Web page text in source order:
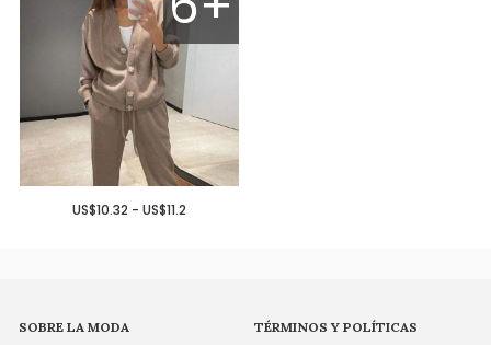
US$10.32 - US$11.2
SOBRE LA MODA TÉRMINOS Y POLÍTICAS